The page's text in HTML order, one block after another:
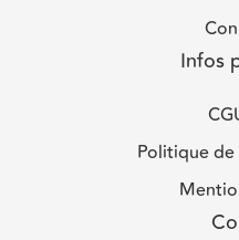
Infos
Politique